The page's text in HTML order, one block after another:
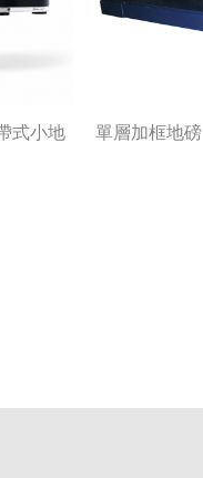
式小地
單層加框地磅